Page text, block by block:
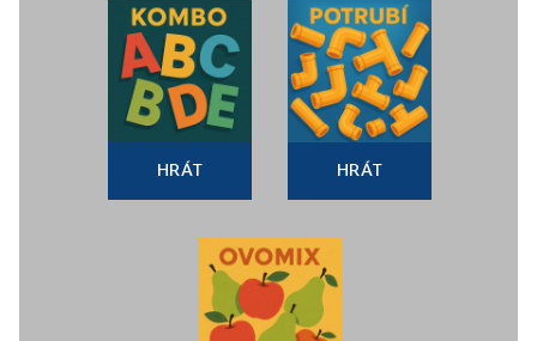
HRÁT HRÁT